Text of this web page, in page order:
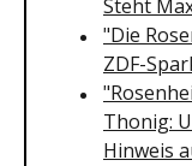
Steht
"Die
ZDF-
Thonig:
Hinweis